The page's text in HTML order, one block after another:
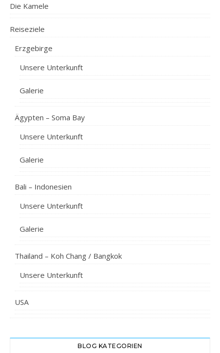
Die Kamele
Reiseziele
Erzgebirge
Unsere Unterkunft
Galerie
Ägypten – Soma Bay
Unsere Unterkunft
Galerie
Bali – Indonesien
Unsere Unterkunft
Galerie
Thailand – Koh Chang / Bangkok
Unsere Unterkunft
USA
BLOG KATEGORIEN